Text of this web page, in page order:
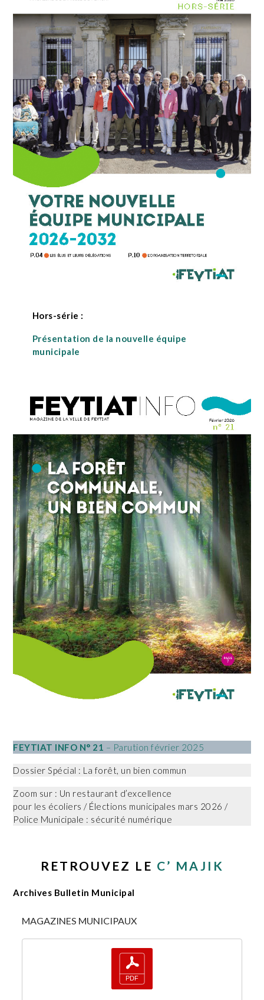
Hors-série :
Présentation de la nouvelle équipe
municipale
FEYTIAT INFO N° 21 – Parution février 2025
Dossier Spécial : La forêt, un bien commun
Zoom sur : Un restaurant d’excellence
pour les écoliers / Élections municipales mars 2026 /
Police Municipale : sécurité numérique
RETROUVEZ LE C’ MAJIK
Archives Bulletin Municipal
MAGAZINES MUNICIPAUX